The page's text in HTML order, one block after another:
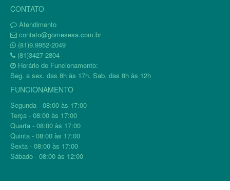
CONTATO
Atendimento
contato@gomesesa.com.br
(81)9.9952-2049
(81)3427-2804
Horário de Funcionamento:
Seg. a sex. das 8h às 17h. Sab. das 8h às 12h
FUNCIONAMENTO
Segunda - 08:00 às 17:00
Terça - 08:00 às 17:00
Quarta - 08:00 às 17:00
Quinta - 08:00 às 17:00
Sexta - 08:00 às 17:00
Sábado - 08:00 às 12:00